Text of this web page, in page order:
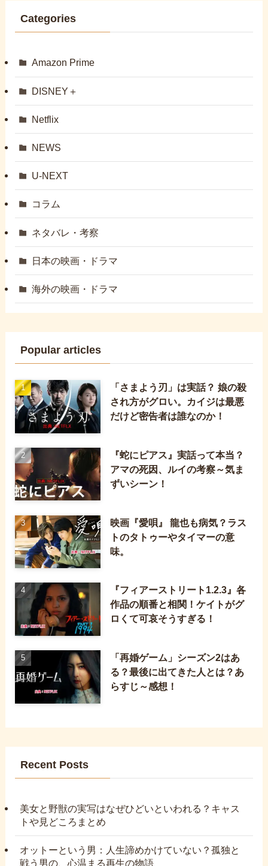
Categories
Amazon Prime
DISNEY＋
Netflix
NEWS
U-NEXT
コラム
ネタバレ・考察
日本の映画・ドラマ
海外の映画・ドラマ
Popular articles
「さまよう刃」は実話？ 娘の殺
され方がグロい。カイジは最悪
だけど密告者は誰なのか！
『蛇にピアス』実話って本当？
アマの死因、ルイの考察～気ま
ずいシーン！
映画『愛唄』 龍也も病気？ラス
トのタトゥーやタイマーの意
味。
『フィアーストリート1.2.3』各
作品の順番と相関！ケイトがグ
ロくて可哀そうすぎる！
「再婚ゲーム」シーズン2はあ
る？最後に出てきた人とは？あ
らすじ～感想！
Recent Posts
美女と野獣の実写はなぜひどいといわれる？キャス
トや見どころまとめ
オットーという男：人生諦めかけていない？孤独と
戦う男の、心温まる再生の物語